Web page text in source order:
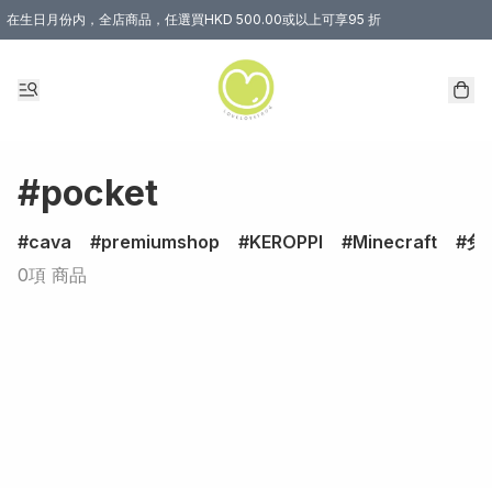
在生日月份内，全店商品，任選買HKD 500.00或以上可享95 折
#pocket
cava premiumshop KEROPPI Minecraft
兔
0項 商品